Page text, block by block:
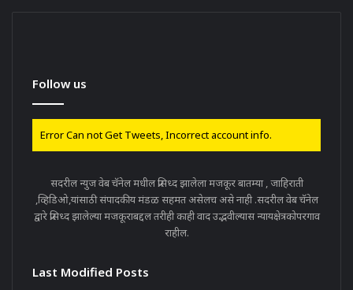
Follow us
Error Can not Get Tweets, Incorrect account info.
सदरील न्युज वेब चॅनेल मधील प्रसिध्द झालेला मजकूर बातम्या , जाहिराती
,व्हिडिओ,यांसाठी संपादकीय मंडळ सहमत असेलच असे नाही .सदरील वेब चॅनेल
द्वारे प्रसिध्द झालेल्या मजकूराबद्दल तरीही काही वाद उद्भवील्यास न्यायक्षेत्रकोपरगाव
राहील.
Last Modified Posts